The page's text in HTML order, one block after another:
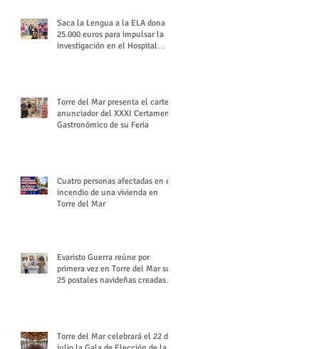
Saca la Lengua a la ELA dona
25.000 euros para impulsar la
investigación en el Hospital
Torre del Mar presenta el cartel
anunciador del XXXI Certamen
Gastronómico de su Feria
Cuatro personas afectadas en el
incendio de una vivienda en
Torre del Mar
Evaristo Guerra reúne por
primera vez en Torre del Mar sus
25 postales navideñas creadas
Torre del Mar celebrará el 22 de